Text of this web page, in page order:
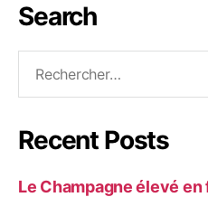
Search
Recent Posts
Le Champagne élevé